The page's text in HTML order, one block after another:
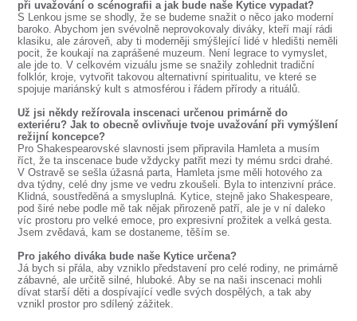
při uvažování o scénografii a jak bude naše Kytice vypadat?
S Lenkou jsme se shodly, že se budeme snažit o něco jako moderní
baroko. Abychom jen svévolně neprovokovaly diváky, kteří mají rádi
klasiku, ale zároveň, aby ti moderněji smýšlející lidé v hledišti neměli
pocit, že koukají na zaprášené muzeum. Není legrace to vymyslet,
ale jde to. V celkovém vizuálu jsme se snažily zohlednit tradiční
folklór, kroje, vytvořit takovou alternativní spiritualitu, ve které se
spojuje mariánský kult s atmosférou i řádem přírody a rituálů.
Už jsi někdy režírovala inscenaci určenou primárně do
exteriéru? Jak to obecně ovlivňuje tvoje uvažování při vymýšlení
režijní koncepce?
Pro Shakespearovské slavnosti jsem připravila Hamleta a musím
říct, že ta inscenace bude vždycky patřit mezi ty mému srdci drahé.
V Ostravě se sešla úžasná parta, Hamleta jsme měli hotového za
dva týdny, celé dny jsme ve vedru zkoušeli. Byla to intenzivní práce.
Klidná, soustředěná a smysluplná. Kytice, stejně jako Shakespeare,
pod širé nebe podle mě tak nějak přirozeně patří, ale je v ní daleko
víc prostoru pro velké emoce, pro expresivní prožitek a velká gesta.
Jsem zvědavá, kam se dostaneme, těším se.
Pro jakého diváka bude naše Kytice určena?
Já bych si přála, aby vzniklo představení pro celé rodiny, ne primárně
zábavné, ale určitě silné, hluboké. Aby se na naši inscenaci mohli
dívat starší děti a dospívající vedle svých dospělých, a tak aby
vznikl prostor pro sdílený zážitek.